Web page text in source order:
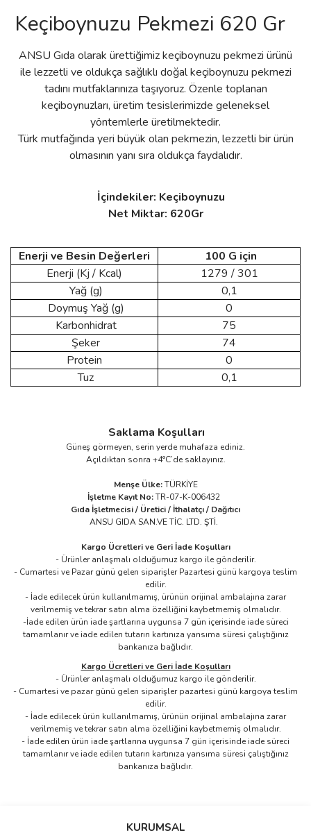
Keçiboynuzu Pekmezi 620 Gr
ANSU Gıda olarak ürettiğimiz keçiboynuzu pekmezi ürünü
ile lezzetli ve oldukça sağlıklı doğal keçiboynuzu pekmezi
tadını mutfaklarınıza taşıyoruz. Özenle toplanan
keçiboynuzları, üretim tesislerimizde geleneksel
yöntemlerle üretilmektedir.
Türk mutfağında yeri büyük olan pekmezin, lezzetli bir ürün
olmasının yanı sıra oldukça faydalıdır.
İçindekiler: Keçiboynuzu
Net Miktar: 620Gr
Enerji ve Besin Değerleri
100 G için
Enerji (Kj / Kcal)
1279 / 301
Yağ (g)
0,1
Doymuş Yağ (g)
0
Karbonhidrat
75
Şeker
74
Protein
0
Tuz
0,1
Saklama Koşulları
Güneş görmeyen, serin yerde muhafaza ediniz.
Açıldıktan sonra +4°C’de saklayınız.
Menşe Ülke:TÜRKİYE
İşletme Kayıt No:TR-07-K-006432
Gıda İşletmecisi / Üretici / İthalatçı / Dağıtıcı
ANSU GIDA SAN.VE TİC. LTD. ŞTİ.
Kargo Ücretleri ve Geri İade Koşulları
- Ürünler anlaşmalı olduğumuz kargo ile gönderilir.​
- Cumartesi ve Pazar günü gelen siparişler Pazartesi günü kargoya teslim
edilir.
- İade edilecek ürün kullanılmamış, ürünün orijinal ambalajına zarar
verilmemiş ve tekrar satın alma özelliğini kaybetmemiş olmalıdır.
-İade edilen ürün iade şartlarına uygunsa 7 gün içerisinde iade süreci
tamamlanır ve iade edilen tutarın kartınıza yansıma süresi çalıştığınız
bankanıza bağlıdır.
Kargo Ücretleri ve Geri İade Koşulları
- Ürünler anlaşmalı olduğumuz kargo ile gönderilir.
- Cumartesi ve pazar günü gelen siparişler pazartesi günü kargoya teslim
edilir.
- İade edilecek ürün kullanılmamış, ürünün orijinal ambalajına zarar
verilmemiş ve tekrar satın alma özelliğini kaybetmemiş olmalıdır.
- İade edilen ürün iade şartlarına uygunsa 7 gün içerisinde iade süreci
tamamlanır ve iade edilen tutarın kartınıza yansıma süresi çalıştığınız
bankanıza bağlıdır.
Bu ürüne ilk yorumu siz yapın!
KURUMSAL